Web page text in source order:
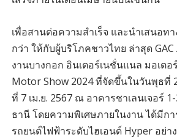
เพื่อสานต่อความสำเร็จ และนำเสนอท
กว่า ให้กับผู้บริโภคชาวไทย ล่าสุด GAC
งานบางกอก อินเตอร์เนชั่นแนล มอเต
Motor Show 2024 ที่จัดขึ้นในวันพุธที่
ที่ 7 เม.ย. 2567 ณ อาคารชาเลนเจอร์
ธานี โดยความพิเศษภายในงาน ได้มีก
รถยนต์ไฟฟ้าระดับไฮเอนด์ Hyper อย่า